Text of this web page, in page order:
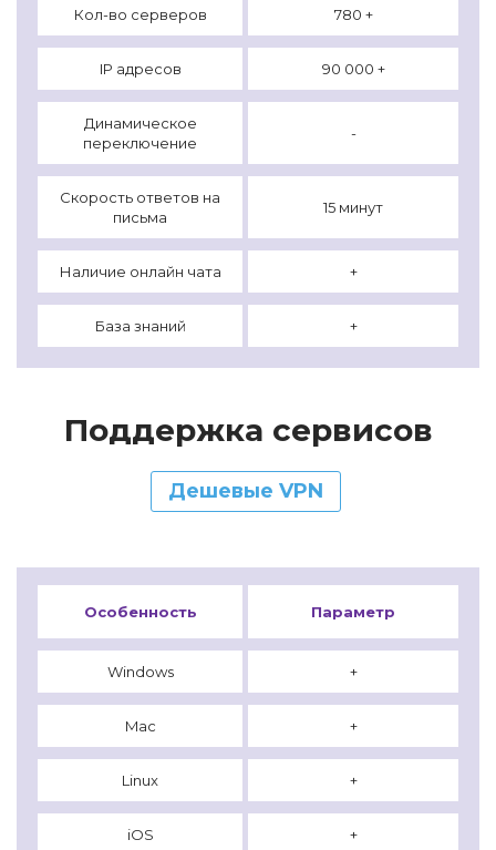
Кол-во серверов 780 +
IP адресов 90 000 +
Динамическое
переключение
-
Скорость ответов на
письма
15 минут
Наличие онлайн чата +
База знаний +
Поддержка сервисов
Дешевые VPN
Особенность Параметр
Windows +
Mac +
Linux +
iOS +